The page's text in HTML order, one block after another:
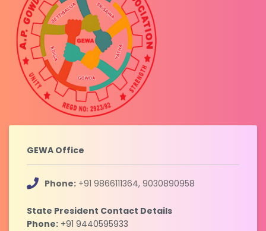
GEWA Office
Phone: +91 9866111364, 9030890958
State President Contact Details
Phone: +91 9440595933